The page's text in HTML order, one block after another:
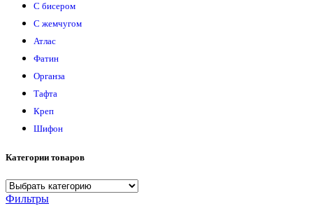
С бисером
С жемчугом
Атлас
Фатин
Органза
Тафта
Креп
Шифон
Категории товаров
Фильтры